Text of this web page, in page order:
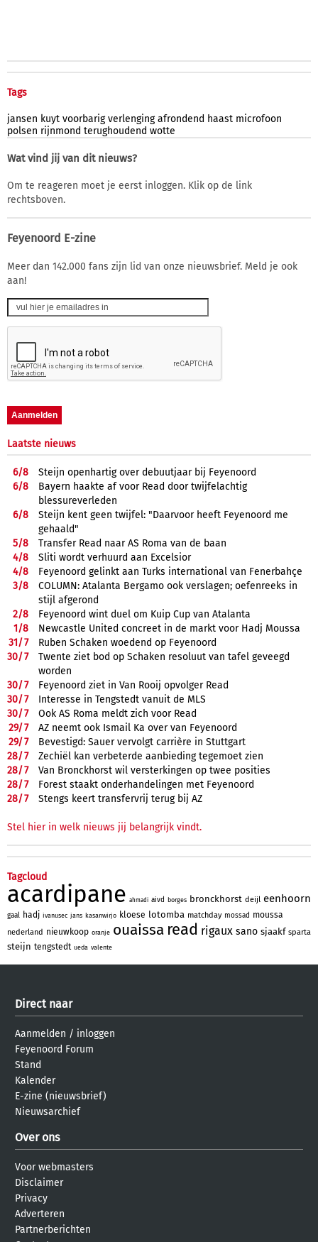
Tags
jansen kuyt voorbarig verlenging afrondend haast microfoon
polsen rijnmond terughoudend wotte
Wat vind jij van dit nieuws?
Om te reageren moet je eerst inloggen. Klik op de link
rechtsboven.
Feyenoord E-zine
Meer dan 142.000 fans zijn lid van onze nieuwsbrief. Meld je ook
aan!
Laatste nieuws
6/8
Steijn openhartig over debuutjaar bij Feyenoord
6/8
Bayern haakte af voor Read door twijfelachtig
blessureverleden
6/8
Steijn kent geen twijfel: "Daarvoor heeft Feyenoord me
gehaald"
5/8
Transfer Read naar AS Roma van de baan
4/8
Sliti wordt verhuurd aan Excelsior
4/8
Feyenoord gelinkt aan Turks international van Fenerbahçe
3/8
COLUMN: Atalanta Bergamo ook verslagen; oefenreeks in
stijl afgerond
2/8
Feyenoord wint duel om Kuip Cup van Atalanta
1/8
Newcastle United concreet in de markt voor Hadj Moussa
31/7
Ruben Schaken woedend op Feyenoord
30/7
Twente ziet bod op Schaken resoluut van tafel geveegd
worden
30/7
Feyenoord ziet in Van Rooij opvolger Read
30/7
Interesse in Tengstedt vanuit de MLS
30/7
Ook AS Roma meldt zich voor Read
29/7
AZ neemt ook Ismail Ka over van Feyenoord
29/7
Bevestigd: Sauer vervolgt carrière in Stuttgart
28/7
Zechiël kan verbeterde aanbieding tegemoet zien
28/7
Van Bronckhorst wil versterkingen op twee posities
28/7
Forest staakt onderhandelingen met Feyenoord
28/7 Stengs keert transfervrij terug bij AZ
Stel hier in welk nieuws jij belangrijk vindt.
Tagcloud
acardipane ahmadi aivd borges bronckhorst deijl eenhoorn
gaal hadj ivanusec jans kasanwirjo kloese lotomba matchday mossad moussa
nederland nieuwkoop oranje ouaissa read rigaux sano sjaakf sparta
steijn tengstedt ueda valente
Direct naar
Aanmelden / inloggen
Feyenoord Forum
Stand
Kalender
E-zine (nieuwsbrief)
Nieuwsarchief
Over ons
Voor webmasters
Disclaimer
Privacy
Adverteren
Partnerberichten